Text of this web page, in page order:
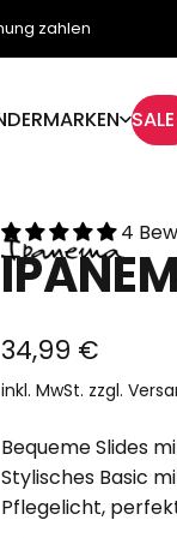
zahlen
MARKEN
4
34,99 €
inkl. MwSt. zzgl.
Bequeme Slides
Stylisches Basic
Pflegelicht,